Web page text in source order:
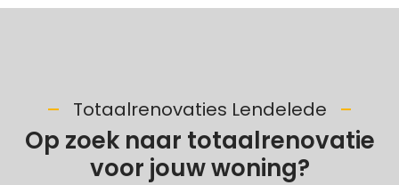
Totaalrenovaties Lendelede
Op zoek naar totaalrenovatie
voor jouw woning?